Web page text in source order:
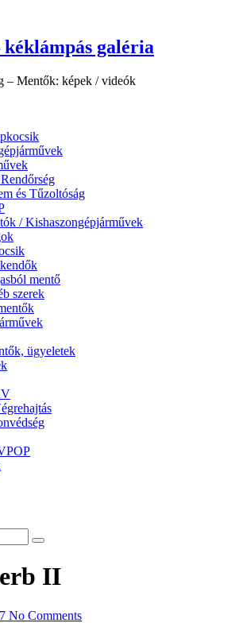
kéklámpás galéria
– Mentők: képek / videók
és Tűzoltóság
/ Kishaszongépjárművek
mentő
szerek
ügyeletek
II
No Comments